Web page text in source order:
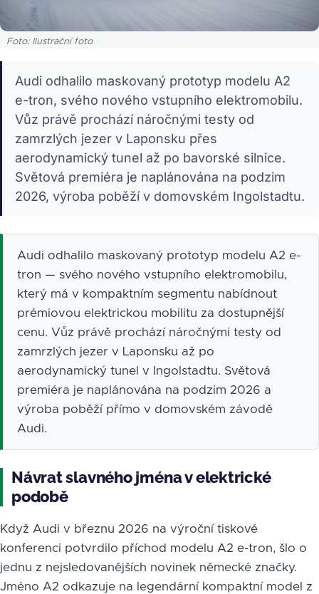
Foto: Ilustrační foto
Audi odhalilo maskovaný prototyp modelu A2
e-tron, svého nového vstupního elektromobilu.
Vůz právě prochází náročnými testy od
zamrzlých jezer v Laponsku přes
aerodynamický tunel až po bavorské silnice.
Světová premiéra je naplánována na podzim
2026, výroba poběží v domovském Ingolstadtu.
Audi odhalilo maskovaný prototyp modelu A2 e-
tron — svého nového vstupního elektromobilu,
který má v kompaktním segmentu nabídnout
prémiovou elektrickou mobilitu za dostupnější
cenu. Vůz právě prochází náročnými testy od
zamrzlých jezer v Laponsku až po
aerodynamický tunel v Ingolstadtu. Světová
premiéra je naplánována na podzim 2026 a
výroba poběží přímo v domovském závodě
Audi.
Návrat slavného jména v elektrické
podobě
Když Audi v březnu 2026 na výroční tiskové
konferenci potvrdilo příchod modelu A2 e-tron, šlo o
jednu z nejsledovanějších novinek německé značky.
Jméno A2 odkazuje na legendární kompaktní model z